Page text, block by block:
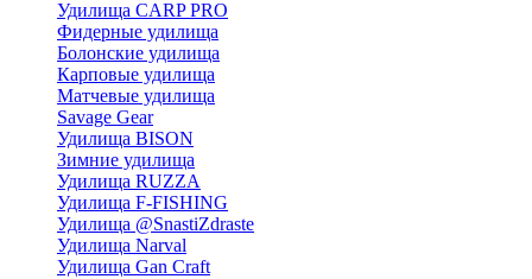
Удилища CARP PRO
Фидерные удилища
Болонские удилища
Карповые удилища
Матчевые удилища
Savage Gear
Удилища BISON
Зимние удилища
Удилища RUZZA
Удилища F-FISHING
Удилища @SnastiZdraste
Удилища Narval
Удилища Gan Craft